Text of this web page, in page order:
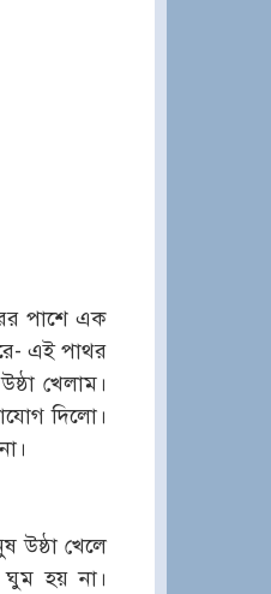
পাশে এক
এই পাথর
খেলাম।
দিলো।
উষ্ঠা খেলে
হয় না।